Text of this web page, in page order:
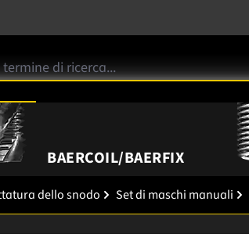
BAERCOIL/BAERFIX
dello snodo Set di maschi manuali